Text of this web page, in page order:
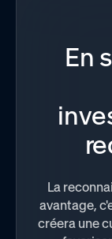
En
La
avantage,
créera une